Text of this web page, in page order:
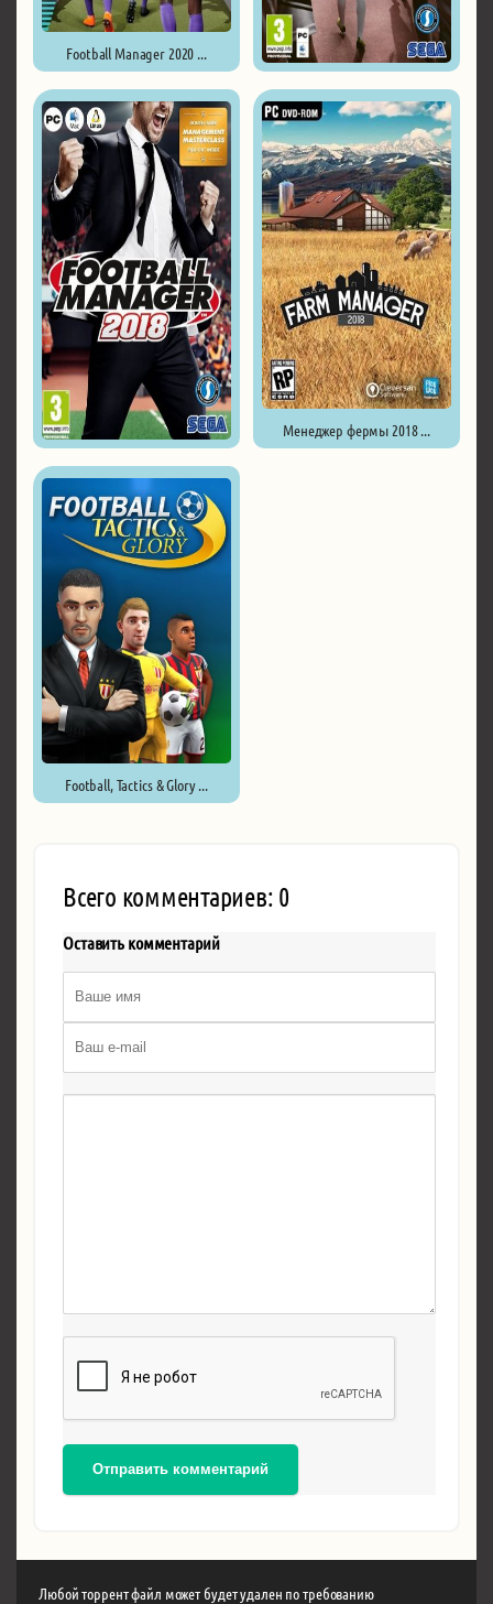
Football Manager 2020 ...
Менеджер фермы 2018 ...
Football, Tactics & Glory ...
Всего комментариев: 0
Оставить комментарий
Отправить комментарий
Любой торрент файл может будет удален по требованию